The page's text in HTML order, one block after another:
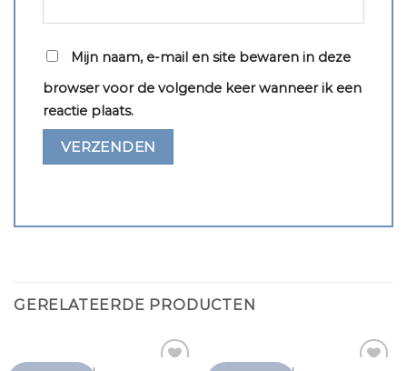
Mijn naam, e-mail en site bewaren in deze
browser voor de volgende keer wanneer ik een
reactie plaats.
GERELATEERDE PRODUCTEN